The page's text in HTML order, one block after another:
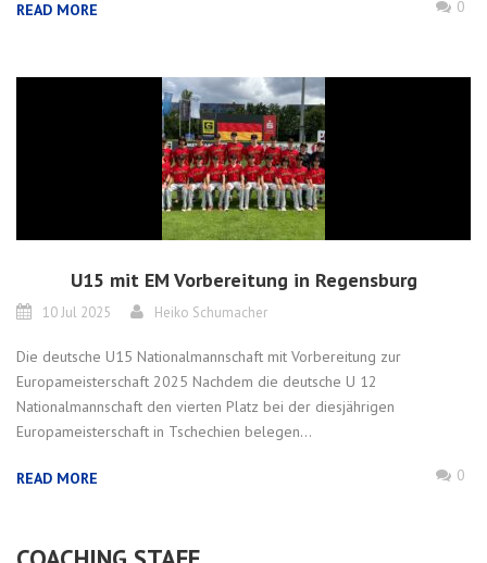
READ MORE 0
U15 mit EM Vorbereitung in Regensburg
10 Jul 2025 Heiko Schumacher
Die deutsche U15 Nationalmannschaft mit Vorbereitung zur
Europameisterschaft 2025 Nachdem die deutsche U 12
Nationalmannschaft den vierten Platz bei der diesjährigen
Europameisterschaft in Tschechien belegen...
READ MORE 0